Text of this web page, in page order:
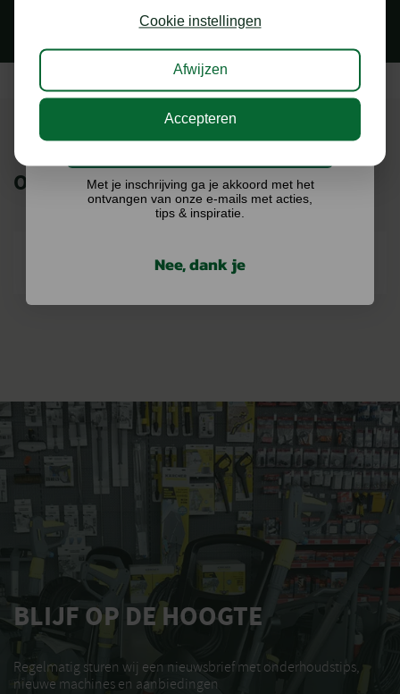
ONZE MERKEN
BLIJF OP DE HOOGTE
Regelmatig sturen wij een nieuwsbrief met onderhoudstips,
nieuwe machines en aanbiedingen
Cookie instellingen
Afwijzen
Accepteren
kans op €75,- te besteden op onze webshop.
Ik doe graag mee!
Met je inschrijving ga je akkoord met het
ontvangen van onze e-mails met acties,
tips & inspiratie.
Nee, dank je